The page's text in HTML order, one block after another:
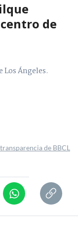
de
Los Ángeles.
de BBCL